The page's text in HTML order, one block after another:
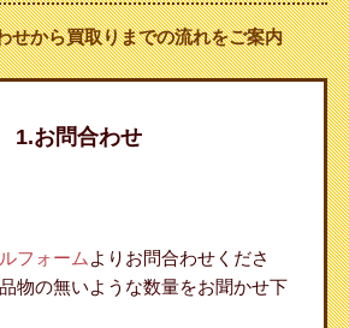
せから買取りまでの流れをご案内
1.お問合わせ
フォーム よりお問合わせくださ
物の無いような数量をお聞かせ下